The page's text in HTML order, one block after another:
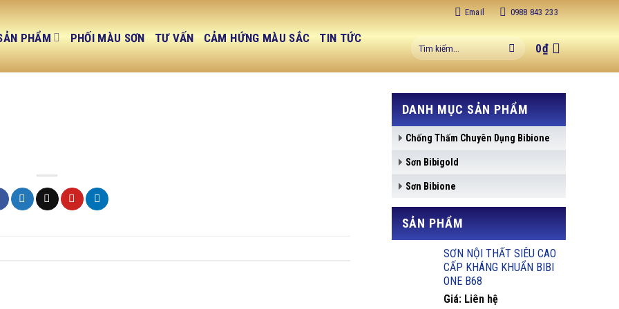
Email 0988 843 233
PHẨM PHỐI MÀU SƠN TƯ VẤN CẢM HỨNG MÀU SẮC
TIN TỨC
kiếm:
0₫
DANH MỤC SẢN PHẨM
Chống Thấm Chuyên Dụng Bibione
Sơn Bibigold
Sơn Bibione
SẢN PHẨM
SƠN NỘI THẤT SIÊU CAO
CẤP KHÁNG KHUẨN BIBI
ONE B68
Giá: Liên hệ